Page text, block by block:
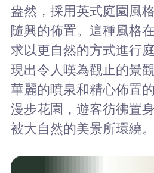
盎然，採用英式庭園風
隨興的佈置。這種風格
求以更自然的方式進行
現出令人嘆為觀止的景
華麗的噴泉和精心佈置
漫步花園，遊客彷彿置
被大自然的美景所環繞。